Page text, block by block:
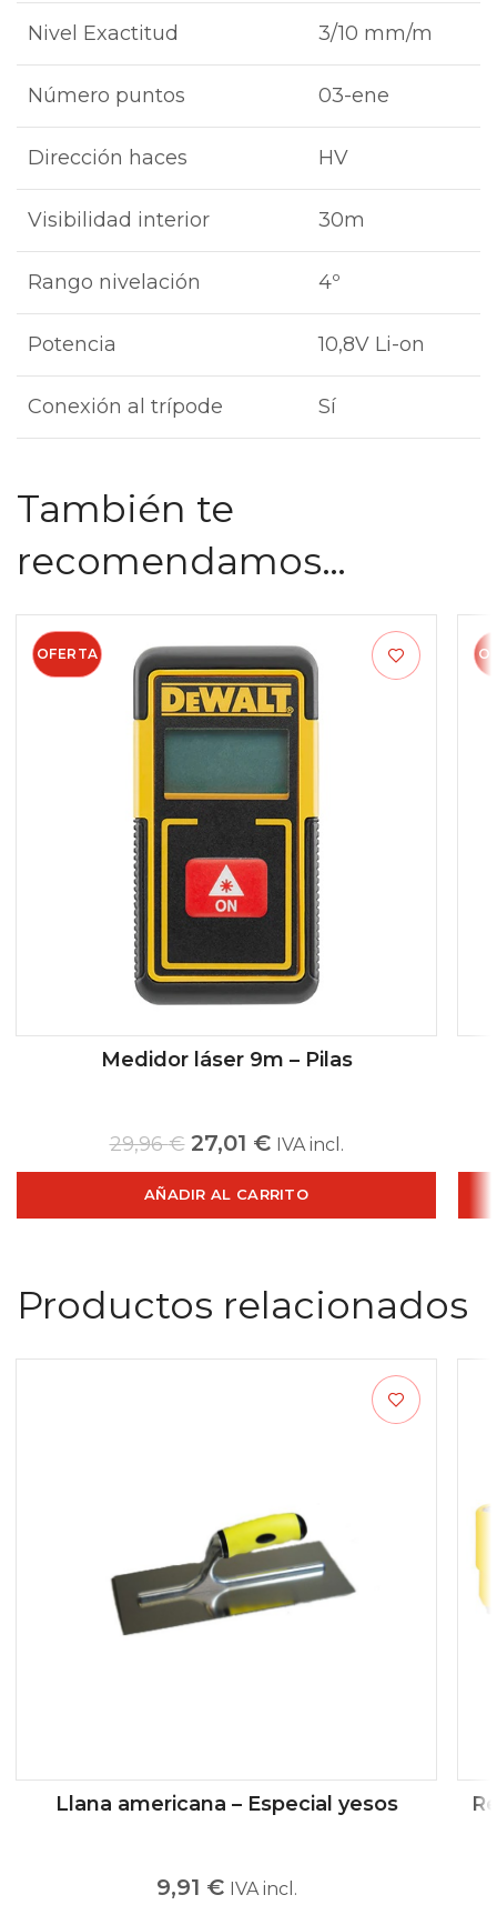
Nivel Exactitud 3/10 mm/m
Número puntos 03-ene
Dirección haces HV
Visibilidad interior 30m
Rango nivelación 4º
Potencia 10,8V Li-on
Conexión al trípode Sí
También te
recomendamos…
OFERTA
Medidor láser 9m – Pilas
29,96€ 27,01 € IVA incl.
AÑADIR AL CARRITO
Productos relacionados
Llana americana – Especial yesos
9,91 € IVA incl.